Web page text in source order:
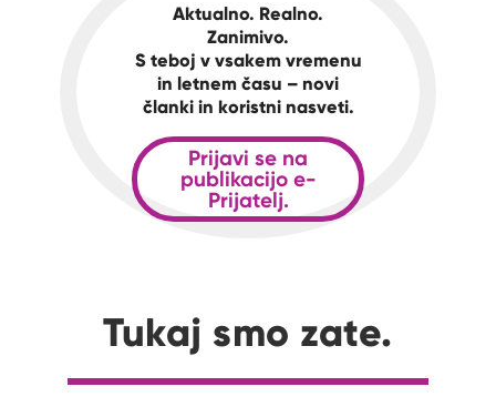
Aktualno. Realno.
Zanimivo.
S teboj v vsakem vremenu
in letnem času – novi
članki in koristni nasveti.
Prijavi se na
publikacijo e-
Prijatelj.
Tukaj smo zate.